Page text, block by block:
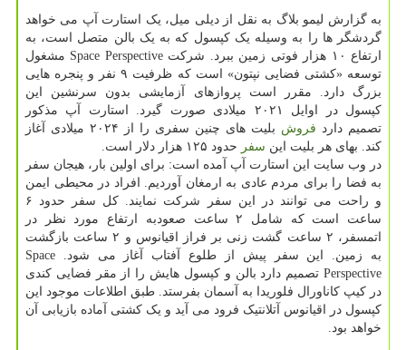
به گزارش لیمو بلاگ به نقل از دیلی میل، یک استارت آپ می خواهد
گردشگر ها را به وسیله یک کپسول که به یک بالن متصل است، به
ارتفاع ۱۰ هزار فوتی زمین ببرد. شرکت Space Perspective مشغول
توسعه «کشتی فضایی نپتون» است که ظرفیت ۹ نفر و پنجره هایی
بزرگ دارد. مقرر است پروازهای آزمایشی بدون سرنشین این
کپسول در اوایل ۲۰۲۱ میلادی صورت گیرد. استارت آپ مذکور
تصمیم دارد فروش
بلیت های چنین سفری را از ۲۰۲۴ میلادی آغاز
کند. بهای هر بلیت این سفر حدود ۱۲۵ هزار دلار است.
در وب سایت این استارت آپ آمده است: برای اولین بار، هیجان سفر
به فضا را برای مردم عادی به ارمغان آوردیم. افراد در محیطی ایمن
و راحت می توانند در این سفر شرکت نمایند. کل سفر حدود ۶
ساعت است که شامل ۲ ساعت صعودبه ارتفاع مورد نظر در
اتمسفر، ۲ ساعت گشت زنی بر فراز اقیانوس و ۲ ساعت بازگشت
به زمین. این سفر پیش از طلوع آفتاب آغاز می شود. Space
Perspective تصمیم دارد بالن و کپسول هایش را از مقر فضایی کندی
در کیپ کاناورال فلوریدا به آسمان بفرستد. طبق اطلاعات موجود این
کپسول در اقیانوس آتلانتیک فرود می آید و یک کشتی آماده بازیابی آن
خواهد بود.